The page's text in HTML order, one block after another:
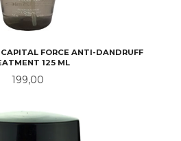
FORCE ANTI-DANDRUFF
125 ML
Pris
199,00